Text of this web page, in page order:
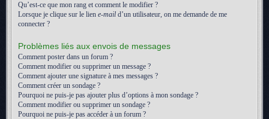
Qu’est-ce que mon rang et comment le modifier ?
Lorsque je clique sur le lien e-mail d’un utilisateur, on me demande de me
connecter ?
Problèmes liés aux envois de messages
Comment poster dans un forum ?
Comment modifier ou supprimer un message ?
Comment ajouter une signature à mes messages ?
Comment créer un sondage ?
Pourquoi ne puis-je pas ajouter plus d’options à mon sondage ?
Comment modifier ou supprimer un sondage ?
Pourquoi ne puis-je pas accéder à un forum ?